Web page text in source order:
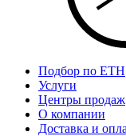
Подбор по ЕТН
Услуги
Центры продаж
О компании
Доставка и